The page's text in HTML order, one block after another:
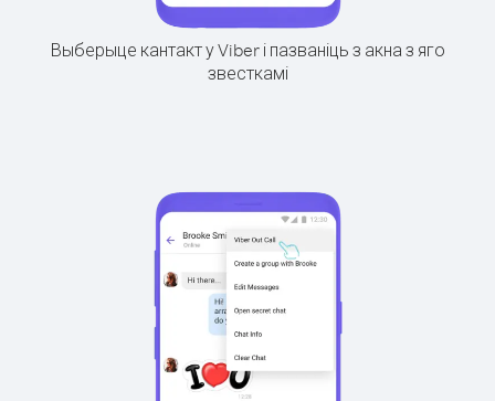
Выберыце кантакт у Viber і пазваніць з акна з яго
звесткамі